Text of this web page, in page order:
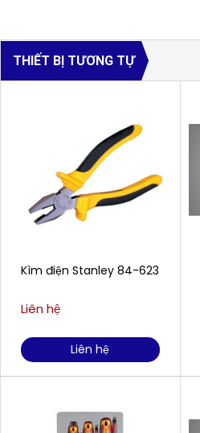
THIẾT BỊ TƯƠNG TỰ
Kìm điện Stanley 84-623
Liên hệ
Liên hệ